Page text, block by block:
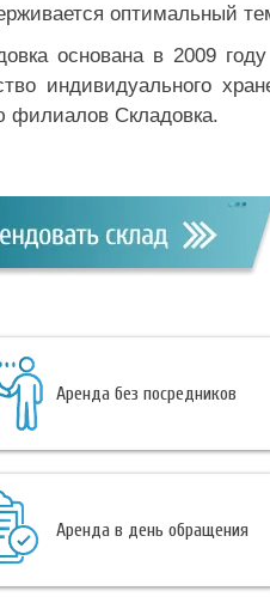
оптимальный
основана в 2009
индивидуального
филиалов Складовка.
Аренда без посредников
Аренда в день обращения